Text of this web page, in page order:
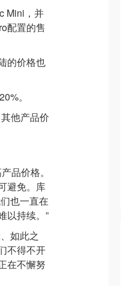
Mini，并
配置的售
的价格也
。
他产品价
品价格。
避免。库
也一直在
以持续。”
如此之
不得不开
在不懈努